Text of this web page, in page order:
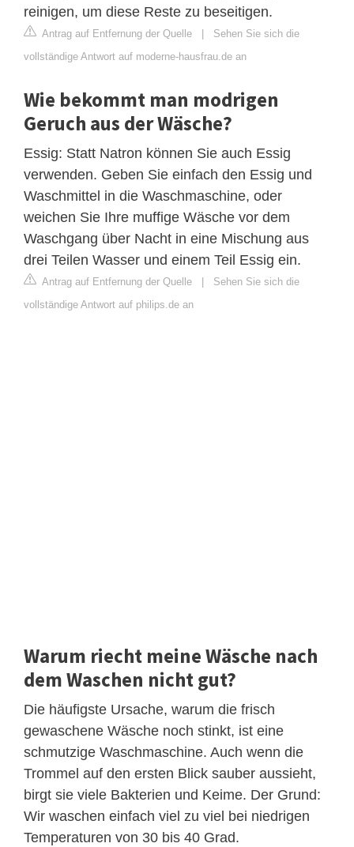
reinigen, um diese Reste zu beseitigen.
Antrag auf Entfernung der Quelle
Sehen Sie sich die
vollständige Antwort auf moderne-hausfrau.de an
Wie bekommt man modrigen
Geruch aus der Wäsche?
Essig: Statt Natron können Sie auch Essig
verwenden. Geben Sie einfach den Essig und
Waschmittel in die Waschmaschine, oder
weichen Sie Ihre muffige Wäsche vor dem
Waschgang über Nacht in eine Mischung aus
drei Teilen Wasser und einem Teil Essig ein.
Antrag auf Entfernung der Quelle
Sehen Sie sich die
vollständige Antwort auf philips.de an
Warum riecht meine Wäsche nach
dem Waschen nicht gut?
Die häufigste Ursache, warum die frisch
gewaschene Wäsche noch stinkt, ist eine
schmutzige Waschmaschine. Auch wenn die
Trommel auf den ersten Blick sauber aussieht,
birgt sie viele Bakterien und Keime. Der Grund:
Wir waschen einfach viel zu viel bei niedrigen
Temperaturen von 30 bis 40 Grad.